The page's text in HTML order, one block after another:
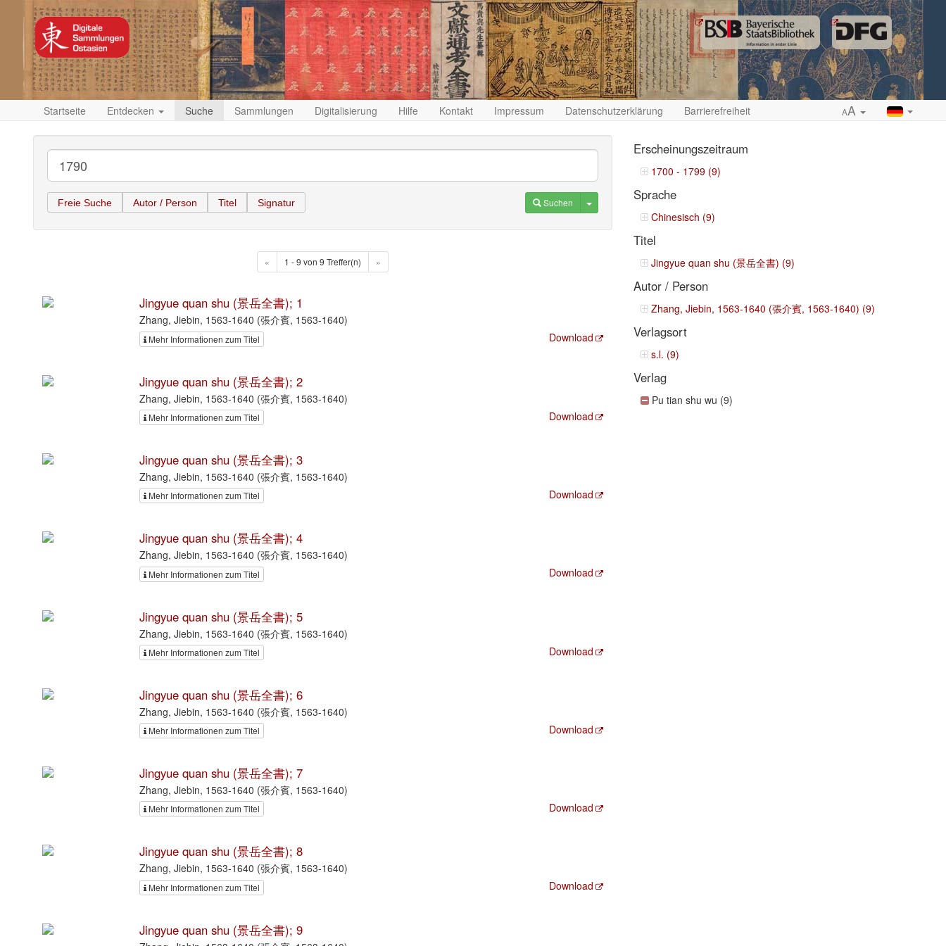
Startseite Entdecken Suche Sammlungen Digitalisierung Hilfe Kontakt Impressum Datenschutzerklärung Barrierefreiheit AA
Freie Suche Autor / Person Titel Signatur Suchen Toggle Dropdown
« 1 - 9 von 9 Treffer(n) »
Jingyue quan shu (景岳全書); 1
Zhang, Jiebin, 1563-1640 (張介賓, 1563-1640)
Mehr Informationen zum Titel Download
Jingyue quan shu (景岳全書); 2
Zhang, Jiebin, 1563-1640 (張介賓, 1563-1640)
Mehr Informationen zum Titel Download
Jingyue quan shu (景岳全書); 3
Zhang, Jiebin, 1563-1640 (張介賓, 1563-1640)
Mehr Informationen zum Titel Download
Jingyue quan shu (景岳全書); 4
Zhang, Jiebin, 1563-1640 (張介賓, 1563-1640)
Mehr Informationen zum Titel Download
Jingyue quan shu (景岳全書); 5
Zhang, Jiebin, 1563-1640 (張介賓, 1563-1640)
Mehr Informationen zum Titel Download
Jingyue quan shu (景岳全書); 6
Zhang, Jiebin, 1563-1640 (張介賓, 1563-1640)
Mehr Informationen zum Titel Download
Jingyue quan shu (景岳全書); 7
Zhang, Jiebin, 1563-1640 (張介賓, 1563-1640)
Mehr Informationen zum Titel Download
Jingyue quan shu (景岳全書); 8
Zhang, Jiebin, 1563-1640 (張介賓, 1563-1640)
Mehr Informationen zum Titel Download
Jingyue quan shu (景岳全書); 9
Erscheinungszeitraum
1700 - 1799 (9)
Sprache
Chinesisch (9)
Titel
Jingyue quan shu (景岳全書) (9)
Autor / Person
Zhang, Jiebin, 1563-1640 (張介賓, 1563-1640) (9)
Verlagsort
s.l. (9)
Verlag
Pu tian shu wu (9)